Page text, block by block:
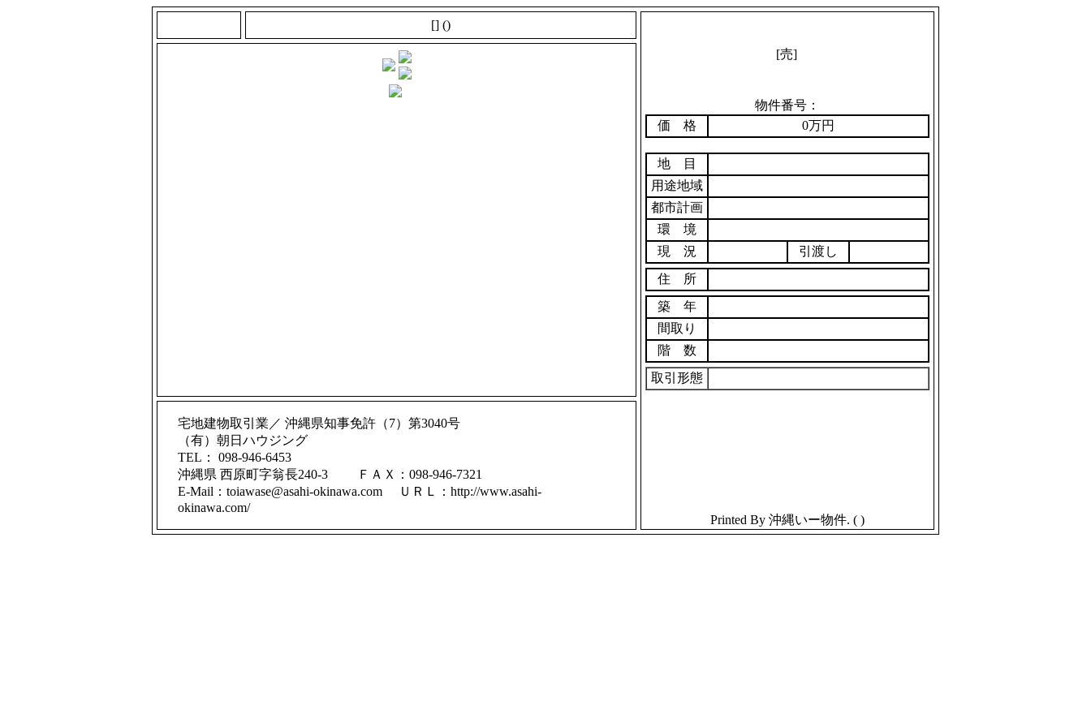
[] ()
[売]
物件番号：
価 格
0万円
地 目
用途地域
都市計画
環 境
現 況
引渡し
住 所
築 年
間取り
階 数
取引形態
Printed By 沖縄いー物件. ( )
宅地建物取引業／ 沖縄県知事免許（7）第3040号
（有）朝日ハウジング
TEL： 098-946-6453
沖縄県 西原町字翁長240-3 ＦＡＸ：098-946-7321
E-Mail：toiawase@asahi-okinawa.com ＵＲＬ：http://www.asahi-
okinawa.com/